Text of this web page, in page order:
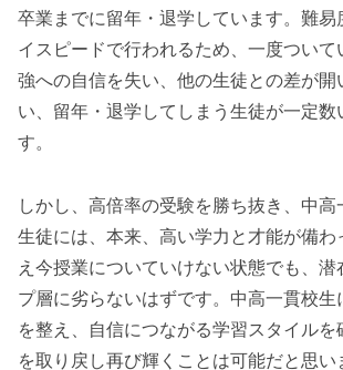
卒業までに留年・退学しています。難易
イスピードで行われるため、一度つい
強への自信を失い、他の生徒との差が開
い、留年・退学してしまう生徒が一定
す。
しかし、高倍率の受験を勝ち抜き、中高
生徒には、本来、高い学力と才能が備わ
え今授業についていけない状態でも、潜
プ層に劣らないはずです。中高一貫校
を整え、自信につながる学習スタイル
を取り戻し再び輝くことは可能だと思い